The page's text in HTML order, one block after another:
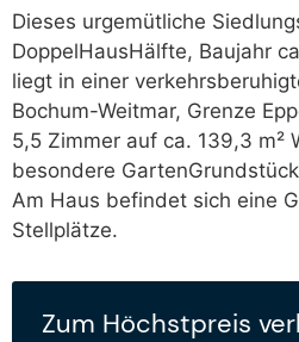
Dieses urgemütliche
DoppelHausHälfte, Baujahr
liegt in einer
Bochum-Weitmar, Grenze
5,5 Zimmer auf ca. 139,3 m²
besondere
Am Haus befindet sich eine
Stellplätze.
Zum Höchstpreis